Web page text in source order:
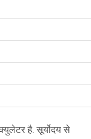
है. सूर्योदय से